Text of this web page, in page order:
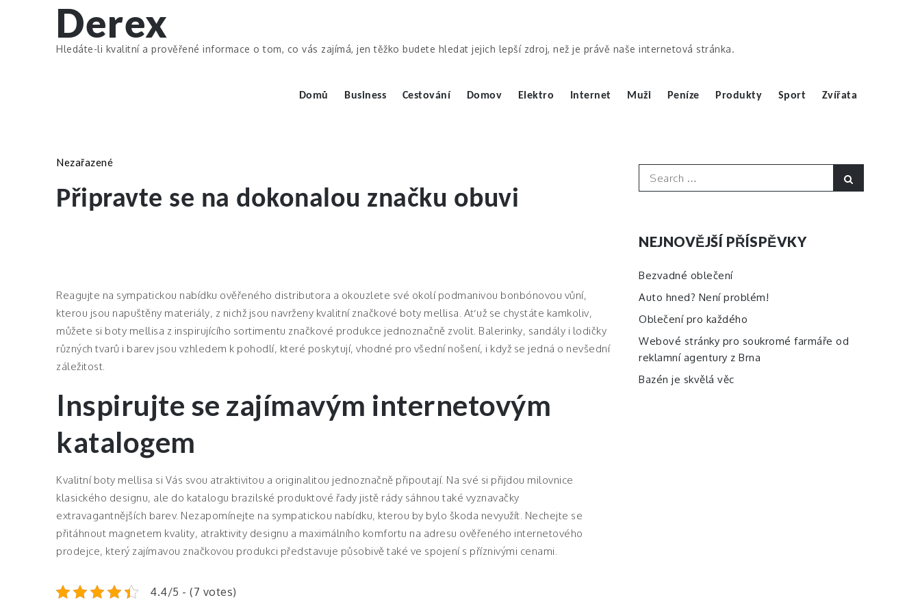
Derex
Hledáte-li kvalitní a prověřené informace o tom, co vás zajímá, jen těžko budete hledat jejich lepší zdroj, než je právě naše internetová stránka.
Domů Business Cestování Domov Elektro Internet Muži Peníze Produkty Sport Zvířata
Nezařazené
Připravte se na dokonalou značku obuvi
Reagujte na sympatickou nabídku ověřeného distributora a okouzlete své okolí podmanivou bonbónovou vůní,
kterou jsou napuštěny materiály, z nichž jsou navrženy kvalitní značkové boty mellisa. Ať už se chystáte kamkoliv,
můžete si boty mellisa z inspirujícího sortimentu značkové produkce jednoznačně zvolit. Balerinky, sandály i lodičky
různých tvarů i barev jsou vzhledem k pohodlí, které poskytují, vhodné pro všední nošení, i když se jedná o nevšední
záležitost.
Inspirujte se zajímavým internetovým
katalogem
Kvalitní boty mellisa si Vás svou atraktivitou a originalitou jednoznačně připoutají. Na své si přijdou milovnice
klasického designu, ale do katalogu brazilské produktové řady jistě rády sáhnou také vyznavačky
extravagantnějších barev. Nezapomínejte na sympatickou nabídku, kterou by bylo škoda nevyužít. Nechejte se
přitáhnout magnetem kvality, atraktivity designu a maximálního komfortu na adresu ověřeného internetového
prodejce, který zajímavou značkovou produkci představuje působivě také ve spojení s příznivými cenami.
4.4/5 - (7 votes)
Search
for:
NEJNOVĚJŠÍ PŘÍSPĚVKY
Bezvadné oblečení
Auto hned? Není problém!
Oblečení pro každého
Webové stránky pro soukromé farmáře od
reklamní agentury z Brna
Bazén je skvělá věc